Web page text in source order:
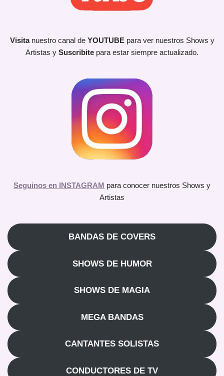
Visita nuestro canal de YOUTUBEpara ver nuestros Shows y
Artistas y Suscribite para estar siempre actualizado.
Seguinos en INSTAGRAM para conocer nuestros Shows y
Artistas
BANDAS DE COVERS
SHOWS DE HUMOR
SHOWS DE MAGIA
MEGA BANDAS
CANTANTES SOLISTAS
CONDUCTORES DE TV